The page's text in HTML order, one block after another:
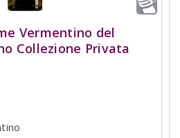
Vermentino del
Collezione Privata